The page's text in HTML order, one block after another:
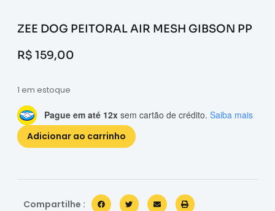
ZEE DOG PEITORAL AIR MESH GIBSON PP
R$ 159,00
1 em estoque
Pague em até 12x sem cartão de crédito. Saiba mais
Adicionar ao carrinho
Compartilhe :